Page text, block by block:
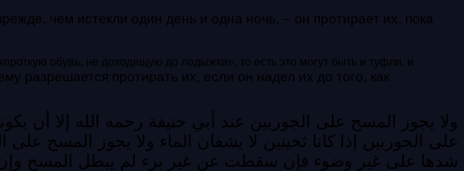
чем истекли один день и одна ночь, – он протирает их, пока
обувь, не доходящую до лодыжки», то есть это могут быть и туфли, и
разрешается протирать их, если он надел их до того, как
ولا يجوز المسح على الجوربين عند أبي حنيفة رحمه الله إلا أن
على الجوربين إذا كانا ثخينين لا يشفان الماء ولا يجوز المسح
شدها على غير وضوء فإن سقطت عن غير برء لم يبطل المسح